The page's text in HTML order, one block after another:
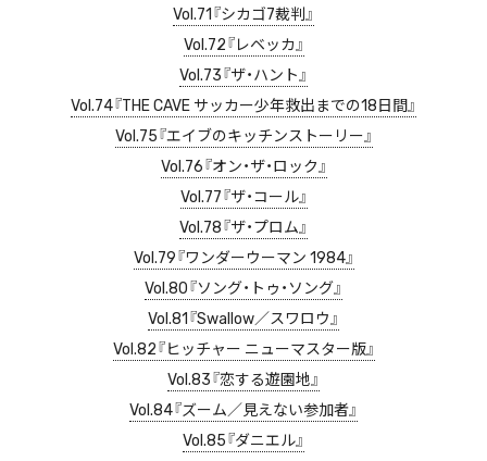
Vol.71『シカゴ7裁判』
Vol.72『レベッカ』
Vol.73『ザ・ハント』
Vol.74『THE CAVE サッカー少年救出までの18日間』
Vol.75『エイブのキッチンストーリー』
Vol.76『オン・ザ・ロック』
Vol.77『ザ・コール』
Vol.78『ザ・プロム』
Vol.79『ワンダーウーマン 1984』
Vol.80『ソング・トゥ・ソング』
Vol.81『Swallow／スワロウ』
Vol.82『ヒッチャー ニューマスター版』
Vol.83『恋する遊園地』
Vol.84『ズーム／見えない参加者』
Vol.85『ダニエル』